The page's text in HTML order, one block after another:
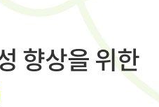
향상을 위한